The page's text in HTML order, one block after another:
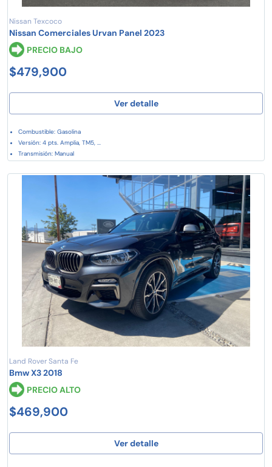
Nissan Texcoco
Nissan Comerciales Urvan Panel 2023
PRECIO BAJO
$479,900
Ver detalle
Combustible: Gasolina
Versión: 4 pts. Amplia, TM5, ...
Transmisión: Manual
Land Rover Santa Fe
Bmw X3 2018
PRECIO ALTO
$469,900
Ver detalle